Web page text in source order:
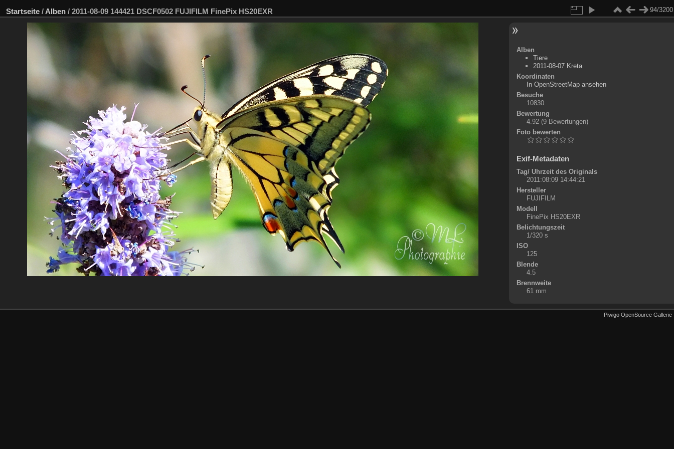
Startseite / Alben / 2011-08-09 144421 DSCF0502 FUJIFILM FinePix HS20EXR 94/3200
Alben
Tiere
2011-08-07 Kreta
Koordinaten
+
-
In OpenStreetMap ansehen
Besuche
10830
Bewertung
4.92 (9 Bewertungen)
Foto bewerten
Exif-Metadaten
Tag/ Uhrzeit des Originals
2011:08:09 14:44:21
Hersteller
FUJIFILM
Modell
FinePix HS20EXR
Belichtungszeit
1/320 s
ISO
125
Blende
4.5
Brennweite
61 mm
Piwigo OpenSource Gallerie